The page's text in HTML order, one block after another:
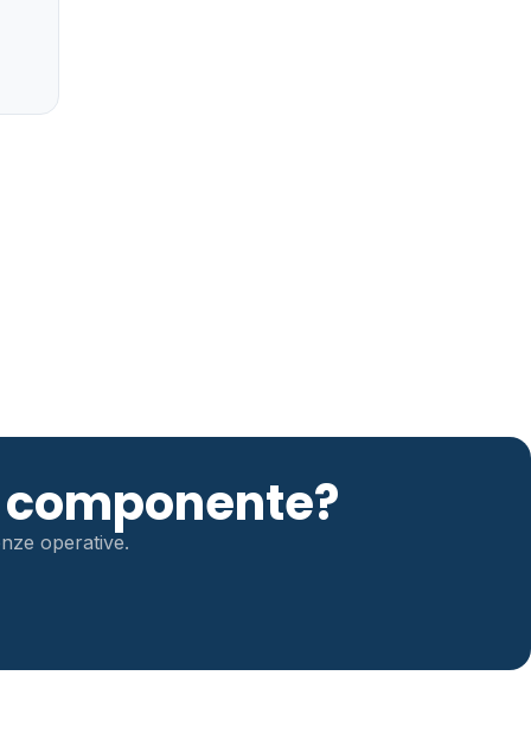
operative.